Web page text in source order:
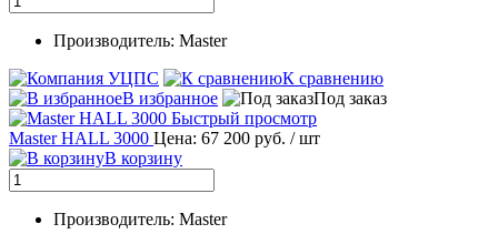
Производитель: Master
К сравнению
В избранное
Под заказ
Быстрый просмотр
Master HALL 3000 Цена: 67 200 руб. / шт
В корзину
Производитель: Master